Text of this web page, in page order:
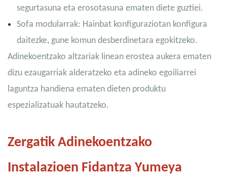
segurtasuna eta erosotasuna ematen diete guztiei.
Sofa modularrak: Hainbat konfiguraziotan konfigura
daitezke, gune komun desberdinetara egokitzeko.
Adinekoentzako altzariak linean erostea aukera ematen
dizu ezaugarriak alderatzeko eta adineko egoiliarrei
laguntza handiena ematen dieten produktu
espezializatuak hautatzeko.
Zergatik Adinekoentzako
Instalazioen Fidantza Yumeya